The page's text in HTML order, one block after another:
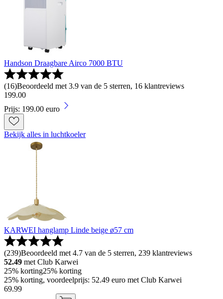
Handson Draagbare Airco 7000 BTU
(16)Beoordeeld met 3.9 van de 5 sterren, 16 klantreviews
199.00
Prijs: 199.00 euro
Bekijk alles in luchtkoeler
KARWEI hanglamp Linde beige ø57 cm
(239)Beoordeeld met 4.7 van de 5 sterren, 239 klantreviews
52.49 met Club Karwei
25% korting25% korting
25% korting, voordeelprijs: 52.49 euro met Club Karwei
69.99